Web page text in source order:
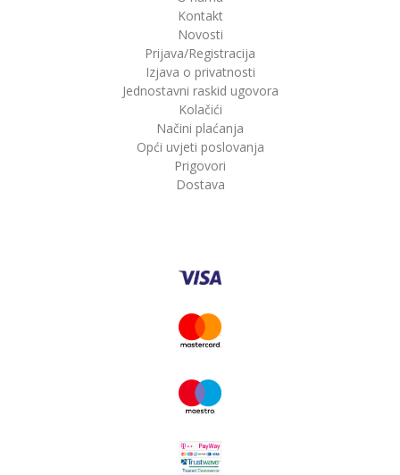
Kontakt
Novosti
Prijava/Registracija
Izjava o privatnosti
Jednostavni raskid ugovora
Kolačići
Načini plaćanja
Opći uvjeti poslovanja
Prigovori
Dostava